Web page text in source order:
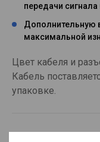
передачи
Дополнительную
максимальной
Цвет кабеля и
Кабель
упаковке.